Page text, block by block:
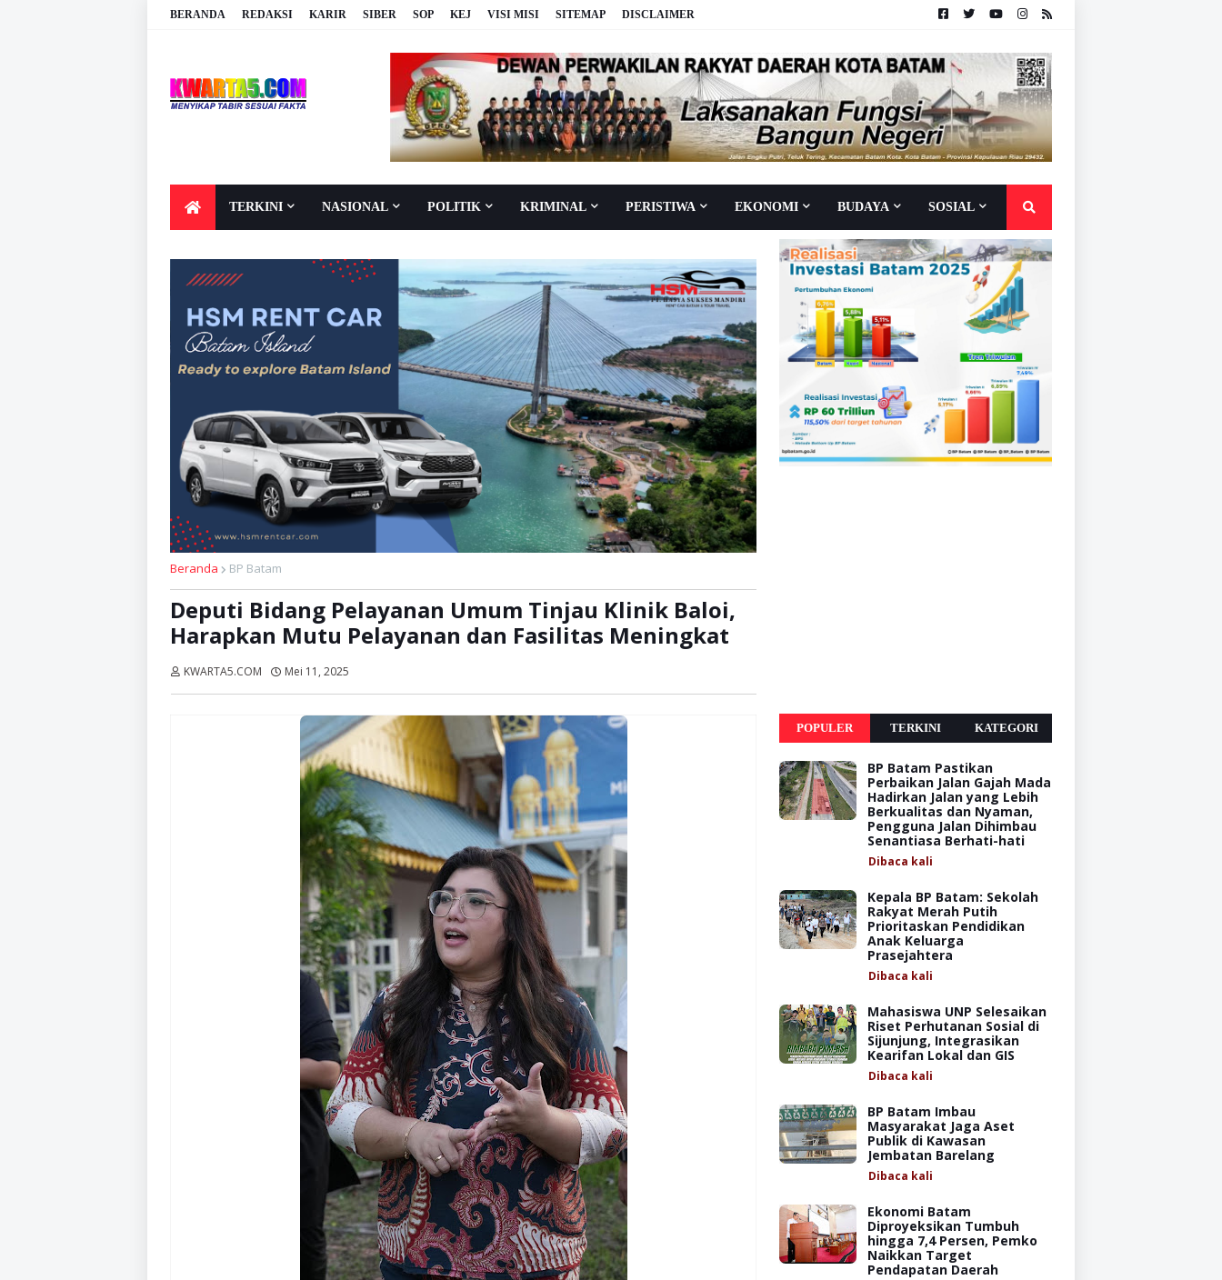
BERANDA REDAKSI KARIR SIBER SOP KEJ VISI MISI SITEMAP DISCLAIMER
TERKINI NASIONAL POLITIK KRIMINAL PERISTIWA EKONOMI BUDAYA SOSIAL
Beranda BP Batam
Deputi Bidang Pelayanan Umum Tinjau Klinik Baloi,
Harapkan Mutu Pelayanan dan Fasilitas Meningkat
KWARTA5.COM Mei 11, 2025
POPULER TERKINI KATEGORI
BP Batam Pastikan
Perbaikan Jalan Gajah Mada
Hadirkan Jalan yang Lebih
Berkualitas dan Nyaman,
Pengguna Jalan Dihimbau
Senantiasa Berhati-hati
Dibaca kali
Kepala BP Batam: Sekolah
Rakyat Merah Putih
Prioritaskan Pendidikan
Anak Keluarga
Prasejahtera
Dibaca kali
Mahasiswa UNP Selesaikan
Riset Perhutanan Sosial di
Sijunjung, Integrasikan
Kearifan Lokal dan GIS
Dibaca kali
BP Batam Imbau
Masyarakat Jaga Aset
Publik di Kawasan
Jembatan Barelang
Dibaca kali
Ekonomi Batam
Diproyeksikan Tumbuh
hingga 7,4 Persen, Pemko
Naikkan Target
Pendapatan Daerah